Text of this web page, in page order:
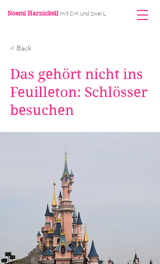
Noemi Harnickell mit C-K und zwei L
< Back
Das gehört nicht ins
Feuilleton: Schlösser
besuchen